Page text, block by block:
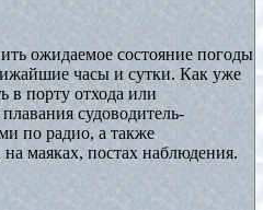
ожидаемое состояние погоды
часы и сутки. Как уже
в порту отхода или
судоводитель-
по радио, а также
маяках, постах наблюдения.